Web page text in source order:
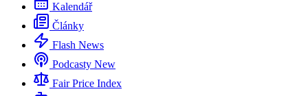
Kalendář
Články
Flash News
Podcasty New
Fair Price Index